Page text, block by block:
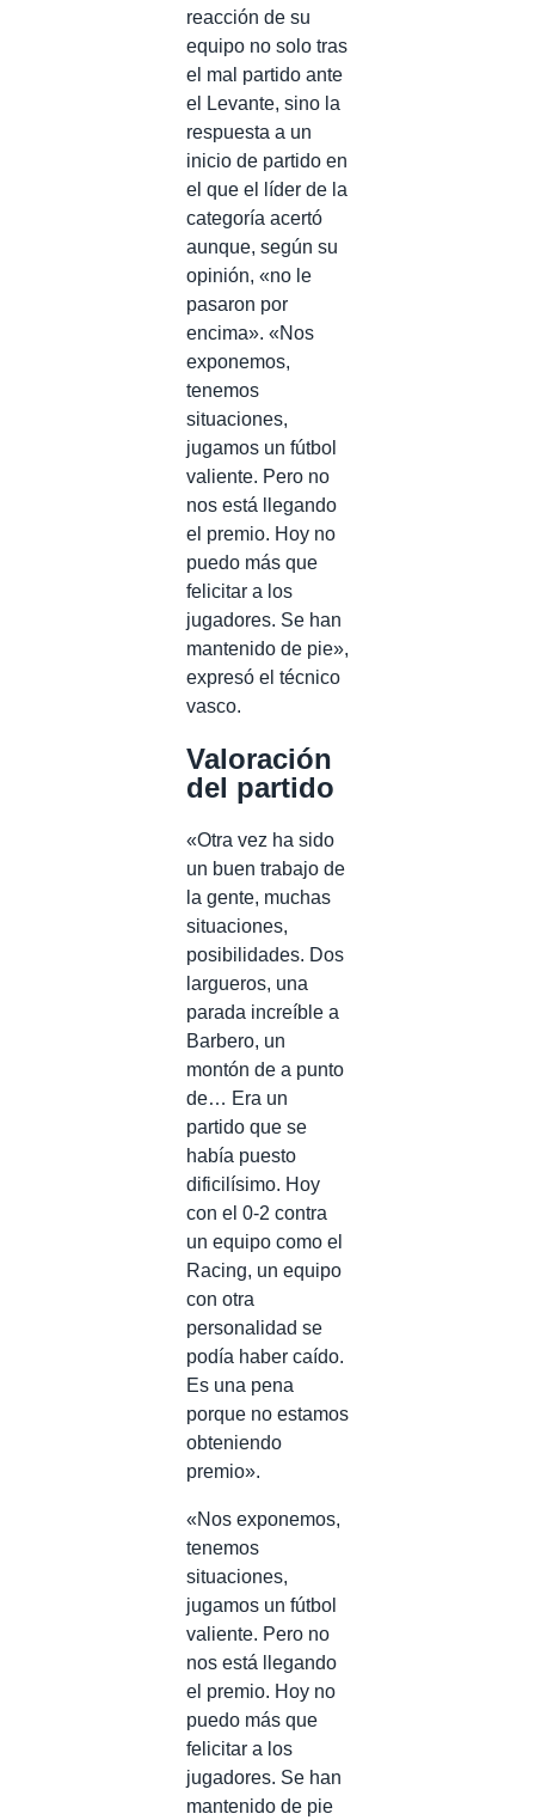
reacción de su
equipo no solo tras
el mal partido ante
el Levante, sino la
respuesta a un
inicio de partido en
el que el líder de la
categoría acertó
aunque, según su
opinión, «no le
pasaron por
encima». «Nos
exponemos,
tenemos
situaciones,
jugamos un fútbol
valiente. Pero no
nos está llegando
el premio. Hoy no
puedo más que
felicitar a los
jugadores. Se han
mantenido de pie»,
expresó el técnico
vasco.
Valoración
del partido
«Otra vez ha sido
un buen trabajo de
la gente, muchas
situaciones,
posibilidades. Dos
largueros, una
parada increíble a
Barbero, un
montón de a punto
de… Era un
partido que se
había puesto
dificilísimo. Hoy
con el 0-2 contra
un equipo como el
Racing, un equipo
con otra
personalidad se
podía haber caído.
Es una pena
porque no estamos
obteniendo
premio».
«Nos exponemos,
tenemos
situaciones,
jugamos un fútbol
valiente. Pero no
nos está llegando
el premio. Hoy no
puedo más que
felicitar a los
jugadores. Se han
mantenido de pie